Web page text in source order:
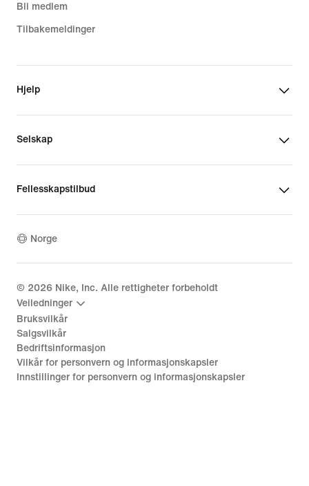
Bli medlem
Tilbakemeldinger
Hjelp
Selskap
Fellesskapstilbud
Norge
© 2026 Nike, Inc. Alle rettigheter forbeholdt
Veiledninger
Bruksvilkår
Salgsvilkår
Bedriftsinformasjon
Vilkår for personvern og informasjonskapsler
Innstillinger for personvern og informasjonskapsler